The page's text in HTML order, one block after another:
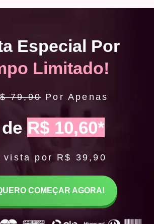
Especial Por
Limitado!
79,90 Por Apenas
R$ 10,60*
vista por R$ 39,90
COMEÇAR AGORA!